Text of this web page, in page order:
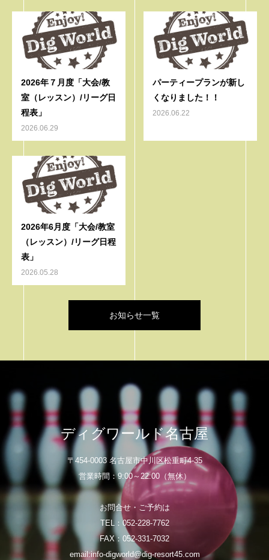
2026年７月度「大会/教
室（レッスン）/リーグ日
程表」
2026.06.29
パーティープランが新し
くなりました！！
2026.06.22
2026年6月度「大会/教室
（レッスン）/リーグ日程
表」
2026.05.28
お知らせ一覧
ディグワールド名古屋
〒454-0003 名古屋市中川区松重町4-35
営業時間：9:00～22:00（無休）
お問合せ・ご予約は
TEL：052-228-7762
FAX：052-331-7032
email:info-digworld@dig-resort45.com